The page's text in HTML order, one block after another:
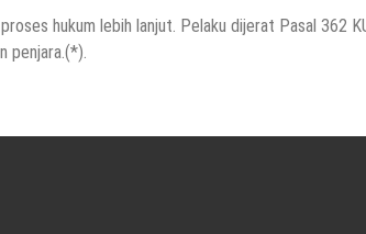
hukum lebih lanjut. Pelaku dijerat Pasal 362
penjara.(*).